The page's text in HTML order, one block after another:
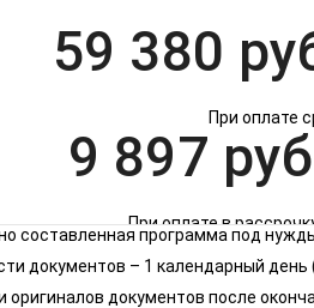
59 380
При оплате
9 897
При оплате в
4 949
составленная программа под
документов – 1 календарный
оригиналов документов после